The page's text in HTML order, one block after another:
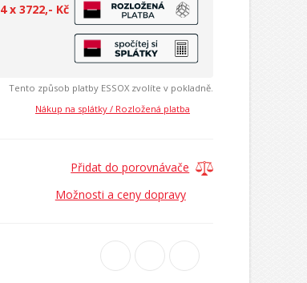
4 x 3722,- Kč
Tento způsob platby ESSOX zvolíte v pokladně.
Nákup na splátky / Rozložená platba
Přidat do porovnávače
Možnosti a ceny dopravy